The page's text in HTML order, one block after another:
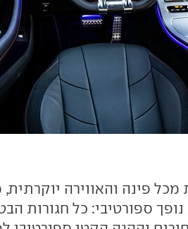
פינה והאווירה
ספורטיבי: כל חגורות